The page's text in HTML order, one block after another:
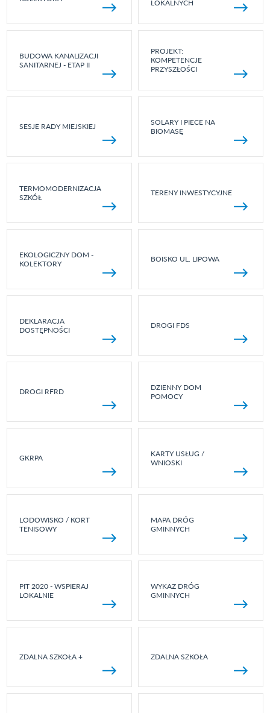
LOKALNYCH
BUDOWA KANALIZACJI
SANITARNEJ - ETAP II
PROJEKT:
KOMPETENCJE
PRZYSZŁOŚCI
SESJE RADY MIEJSKIEJ
SOLARY I PIECE NA
BIOMASĘ
TERMOMODERNIZACJA
SZKÓŁ
TERENY INWESTYCYJNE
EKOLOGICZNY DOM -
KOLEKTORY
BOISKO UL. LIPOWA
DEKLARACJA
DOSTĘPNOŚCI
DROGI FDS
DROGI RFRD
DZIENNY DOM
POMOCY
GKRPA
KARTY USŁUG /
WNIOSKI
LODOWISKO / KORT
TENISOWY
MAPA DRÓG
GMINNYCH
PIT 2020 - WSPIERAJ
LOKALNIE
WYKAZ DRÓG
GMINNYCH
ZDALNA SZKOŁA + ZDALNA SZKOŁA